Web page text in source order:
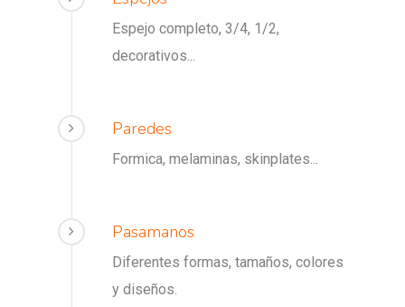
Espejo completo, 3/4, 1/2,
decorativos...
Paredes
Formica, melaminas, skinplates...
Pasamanos
Diferentes formas, tamaños, colores
y diseños.